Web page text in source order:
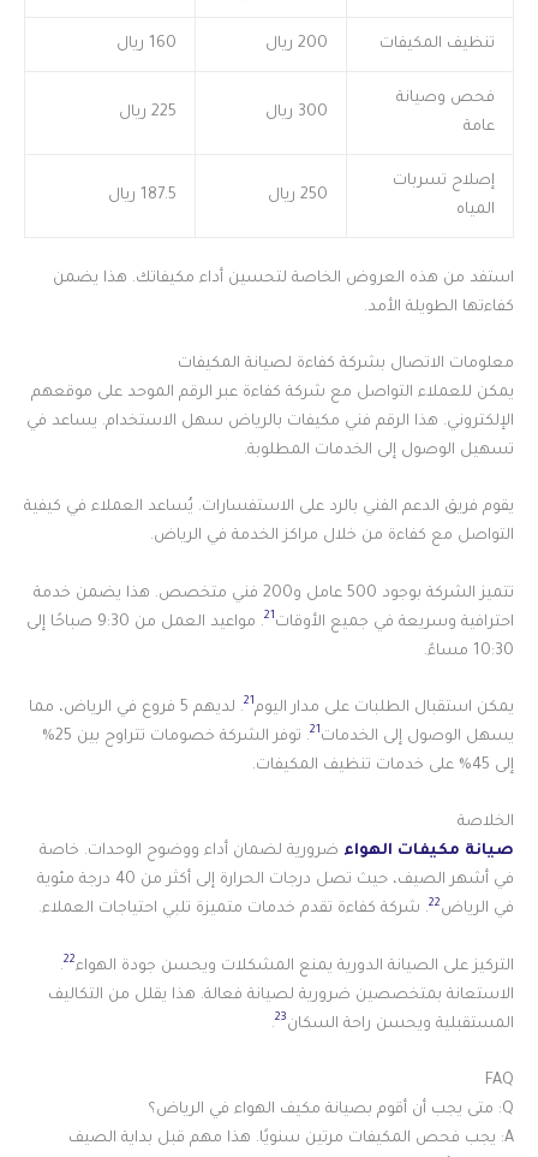
تنظيف المكيفات 200 ريال 160 ريال
فحص وصيانة
عامة
300 ريال 225 ريال
إصلاح تسربات
المياه
250 ريال 187.5 ريال
استفد من هذه العروض الخاصة لتحسين أداء مكيفاتك. هذا يضمن
كفاءتها الطويلة الأمد.
معلومات الاتصال بشركة كفاءة لصيانة المكيفات
يمكن للعملاء التواصل مع شركة كفاءة عبر الرقم الموحد على موقعهم
الإلكتروني. هذا الرقم فني مكيفات بالرياض سهل الاستخدام. يساعد في
تسهيل الوصول إلى الخدمات المطلوبة.
يقوم فريق الدعم الفني بالرد على الاستفسارات. يُساعد العملاء في كيفية
التواصل مع كفاءة من خلال مراكز الخدمة في الرياض.
تتميز الشركة بوجود 500 عامل و200 فني متخصص. هذا يضمن خدمة
احترافية وسريعة في جميع الأوقات21
. مواعيد العمل من 9:30 صباحًا إلى
10:30 مساءً.
يمكن استقبال الطلبات على مدار اليوم21
. لديهم 5 فروع في الرياض، مما
يسهل الوصول إلى الخدمات21
. توفر الشركة خصومات تتراوح بين 25%
إلى 45% على خدمات تنظيف المكيفات.
الخلاصة
صيانة مكيفات الهواء ضرورية لضمان أداء ووضوح الوحدات. خاصة
في أشهر الصيف، حيث تصل درجات الحرارة إلى أكثر من 40 درجة مئوية
في الرياض22. شركة كفاءة تقدم خدمات متميزة تلبي احتياجات العملاء.
التركيز على الصيانة الدورية يمنع المشكلات ويحسن جودة الهواء22
.
الاستعانة بمتخصصين ضرورية لصيانة فعالة. هذا يقلل من التكاليف
المستقبلية ويحسن راحة السكان23
.
FAQ
Q: متى يجب أن أقوم بصيانة مكيف الهواء في الرياض؟
A: يجب فحص المكيفات مرتين سنويًا. هذا مهم قبل بداية الصيف